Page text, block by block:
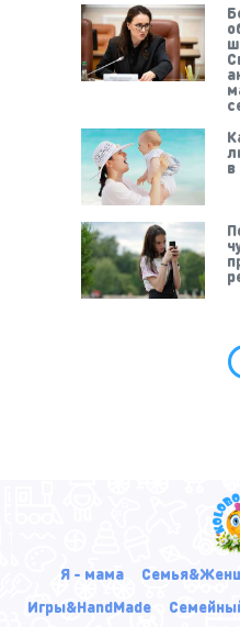
в
Я - мама
Игры&HandMade